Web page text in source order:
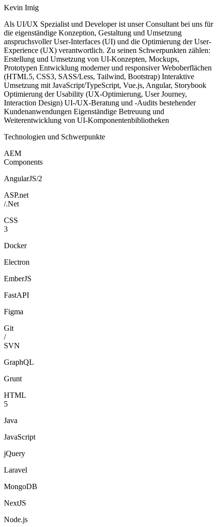
Kevin Imig
Als UI/UX Spezialist und Developer ist unser Consultant bei uns für
die eigenständige Konzeption, Gestaltung und Umsetzung
anspruchsvoller User-Interfaces (UI) und die Optimierung der User-
Experience (UX) verantwortlich. Zu seinen Schwerpunkten zählen:
Erstellung und Umsetzung von UI-Konzepten, Mockups,
Prototypen Entwicklung moderner und responsiver Weboberflächen
(HTML5, CSS3, SASS/Less, Tailwind, Bootstrap) Interaktive
Umsetzung mit JavaScript/TypeScript, Vue.js, Angular, Storybook
Optimierung der Usability (UX-Optimierung, User Journey,
Interaction Design) UI-/UX-Beratung und -Audits bestehender
Kundenanwendungen Eigenständige Betreuung und
Weiterentwicklung von UI-Komponentenbibliotheken
Technologien und Schwerpunkte
AEM
Components
AngularJS/2
ASP.net
/.Net
CSS
3
Docker
Electron
EmberJS
FastAPI
Figma
Git
/
SVN
GraphQL
Grunt
HTML
5
Java
JavaScript
jQuery
Laravel
MongoDB
NextJS
Node.js